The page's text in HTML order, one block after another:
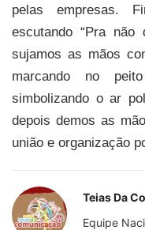
pelas empresas.
escutando “Pra
sujamos as mãos
marcando no
simbolizando o ar
depois demos as
união e organização
Teias Da
Equipe